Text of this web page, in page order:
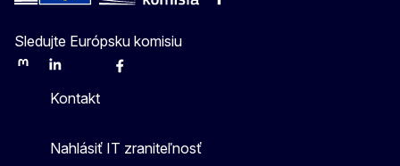
Sledujte Európsku komisiu
MastodonLinkedInBlueskyFacebook
Kontakt
Nahlásiť IT zraniteľnosť